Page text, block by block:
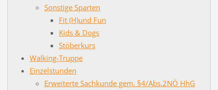
Sonstige Sparten
Fit (H)und Fun
Kids & Dogs
Stöberkurs
Walking-Truppe
Einzelstunden
Erweiterte Sachkunde gem. §4/Abs.2NÖ HhG